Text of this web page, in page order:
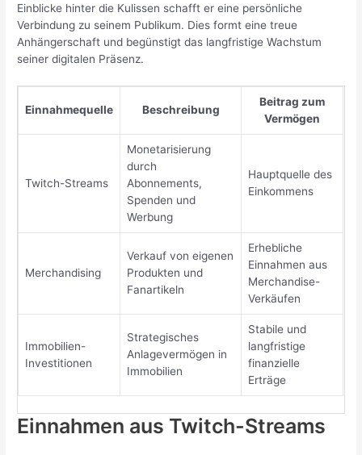
Einblicke hinter die Kulissen schafft er eine persönliche
Verbindung zu seinem Publikum. Dies formt eine treue
Anhängerschaft und begünstigt das langfristige Wachstum
seiner digitalen Präsenz.
Einnahmequelle Beschreibung
Beitrag zum
Vermögen
Twitch-Streams
Monetarisierung
durch
Abonnements,
Spenden und
Werbung
Hauptquelle des
Einkommens
Merchandising
Verkauf von eigenen
Produkten und
Fanartikeln
Erhebliche
Einnahmen aus
Merchandise-
Verkäufen
Immobilien-
Investitionen
Strategisches
Anlagevermögen in
Immobilien
Stabile und
langfristige
finanzielle
Erträge
Einnahmen aus Twitch-Streams